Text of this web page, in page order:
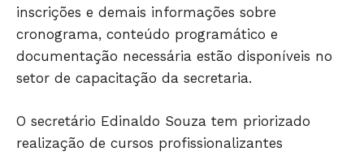
POLÍCIA
ESPORTES
ECONOMIA
OPINIÃO
inscrições e demais informações sobre
cronograma, conteúdo programático e
documentação necessária estão disponíveis no
setor de capacitação da secretaria.
O secretário Edinaldo Souza tem priorizado
realização de cursos profissionalizantes